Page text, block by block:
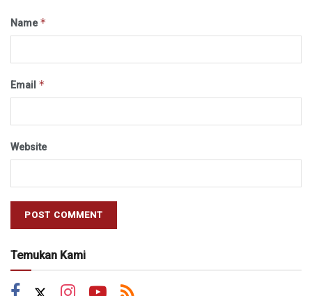
Name*
Email *
Website
Temukan Kami